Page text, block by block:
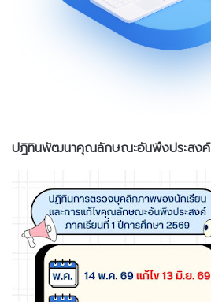
ปฎิทินพัฒนาคุณลักษณะอันพึงประสงค์